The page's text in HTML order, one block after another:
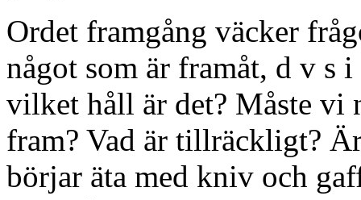
Ordet framgång väcker
något som är framåt, d v s
vilket håll är det? Måste vi
fram? Vad är tillräckligt?
börjar äta med kniv och